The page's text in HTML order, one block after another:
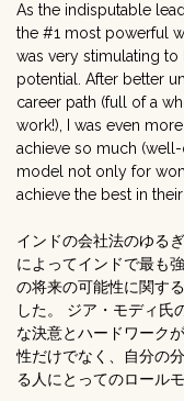
As the indisputable
the #1 most powerful
was very stimulating to
potential. After better
career path (full of a
work!), I was even
achieve so much
model not only for
achieve the best in
インドの会社法のゆる
によってインドで最も
の将来の可能性に関す
した。 ジア・モディ氏
な決意とハードワーク
性だけでなく、自分の
る人にとってのロールモ